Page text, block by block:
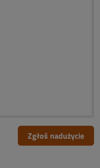
Zgłoś nadużycie